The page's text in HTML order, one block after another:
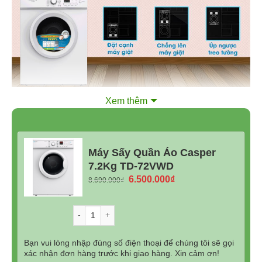
chiều
Công nghệ sấy đảo chiều hoạt động bằng cách xoay lồng
sấy theo chiều kim đồng hồ và ngược lại, nhờ vậy nên
quần áo sẽ được làm tơi ra, không bị xoắn gây nhăn và
Xem thêm
Máy Sấy Quần Áo Casper
7.2Kg TD-72VWD
8.690.000₫ Giá
6.500.000₫Giá
Bạn vui lòng nhập đúng số điện thoại để chúng tôi sẽ gọi
xác nhận đơn hàng trước khi giao hàng. Xin cảm ơn!